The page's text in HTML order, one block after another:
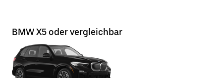
BMW X5 oder vergleichbar